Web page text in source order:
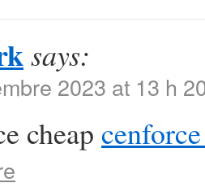
says:
2023 at 13 h
cheap